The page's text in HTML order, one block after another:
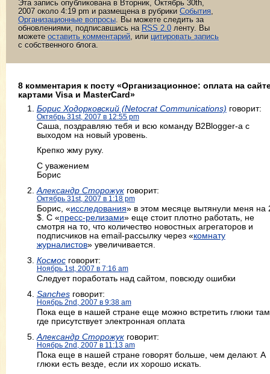
Эта запись опубликована в Вторник, Октябрь 30th,
2007 около 4:19 pm и размещена в рубрики События
Организационные вопросы . Вы можете следить за
обновлениями, подписавшись на RSS 2.0 ленту. Вы
можете оставить комментарий , или цитировать запись
с собственного блога.
8 комментария к посту «Организационное: оплата на
картами Visa и MasterCard»
Борис Ходорковский (Netocrat Communications) говорит:
Октябрь 31st, 2007 в 12:55 pm
Саша, поздравляю тебя и всю команду B2Blogger-а с
выходом на новый уровень.
Крепко жму руку.
С уважением
Борис
Александр Сторожукговорит:
Октябрь 31st, 2007 в 1:18 pm
Борис, «исследования» в этом месяце вытянули меня на
$. С «пресс-релизами» еще стоит плотно работать, не
смотря на то, что количество новостных агрегаторов и
подписчиков на email-рассылку через «комнату
журналистов» увеличивается.
Космосговорит:
Ноябрь 1st, 2007 в 7:16 am
Следует поработать над сайтом, повсюду ошибки
Sanchesговорит:
Ноябрь 2nd, 2007 в 9:38 am
Пока еще в нашей стране еще можно встретить глюки
где присутствует электронная оплата
Александр Сторожукговорит:
Ноябрь 2nd, 2007 в 11:13 am
Пока еще в нашей стране говорят больше, чем делают. А
глюки есть везде, если их хорошо искать.